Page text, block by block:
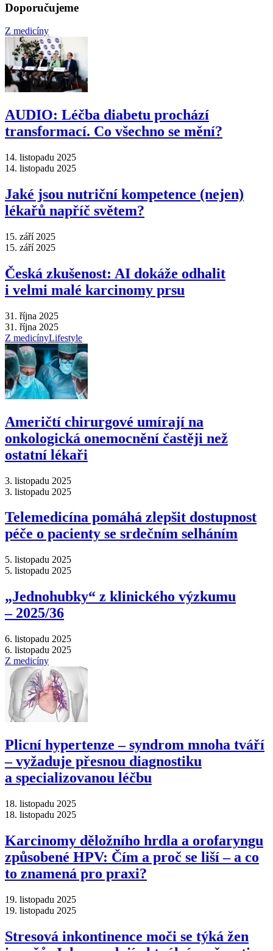
Doporučujeme
Z medicíny
AUDIO: Léčba diabetu prochází
transformací. Co všechno se mění?
14. listopadu 2025
14. listopadu 2025
Jaké jsou nutriční kompetence (nejen)
lékařů napříč světem?
15. září 2025
15. září 2025
Česká zkušenost: AI dokáže odhalit
i velmi malé karcinomy prsu
31. října 2025
31. října 2025
Z medicínyLifestyle
Američtí chirurgové umírají na
onkologická onemocnění častěji než
ostatní lékaři
3. listopadu 2025
3. listopadu 2025
Telemedicína pomáhá zlepšit dostupnost
péče o pacienty se srdečním selháním
5. listopadu 2025
5. listopadu 2025
„Jednohubky“ z klinického výzkumu
–⁠ 2025/36
6. listopadu 2025
6. listopadu 2025
Z medicíny
Plicní hypertenze –⁠ syndrom mnoha tváří
–⁠ vyžaduje přesnou diagnostiku
a specializovanou léčbu
18. listopadu 2025
18. listopadu 2025
Karcinomy děložního hrdla a orofaryngu
způsobené HPV: Čím a proč se liší –⁠ a co
to znamená pro praxi?
19. listopadu 2025
19. listopadu 2025
Stresová inkontinence moči se týká žen